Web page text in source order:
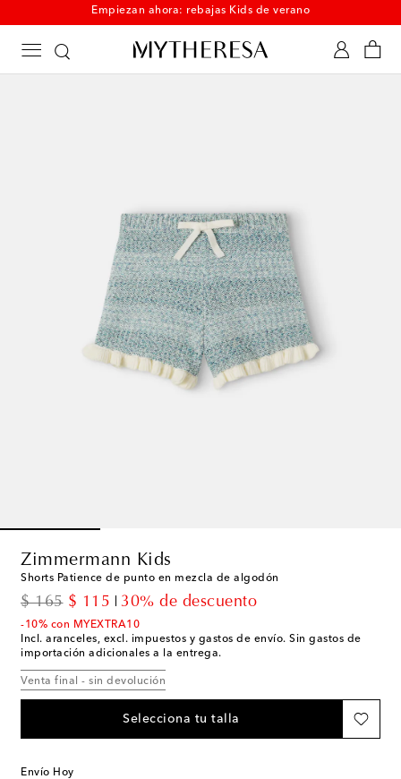
Empiezan ahora: rebajas Kids de verano
Zimmermann Kids
Shorts Patience de punto en mezcla de algodón
$ 165
original price
$ 115
discount price30% de descuento
-10% con MYEXTRA10
Incl. aranceles, excl. impuestos y gastos de envío. Sin gastos de
importación adicionales a la entrega.
Venta final - sin devolución
Selecciona tu talla
Envío Hoy